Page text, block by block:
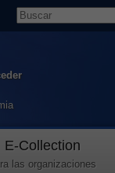
E-Collection
las organizaciones